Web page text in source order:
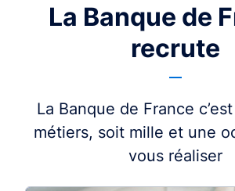
La Banque de
recrute
La Banque de France
métiers, soit mille et une
vous réaliser